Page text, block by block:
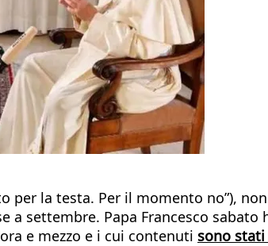
la testa. Per il momento no”),
a settembre. Papa Francesco
e mezzo e i cui contenuti sono